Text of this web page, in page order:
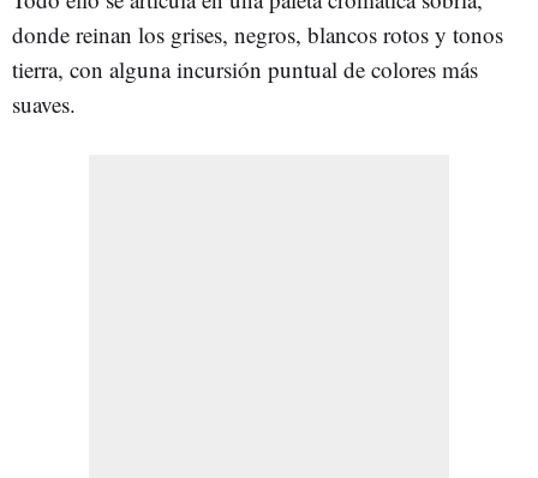
donde reinan los grises, negros, blancos rotos y tonos
tierra, con alguna incursión puntual de colores más
suaves.